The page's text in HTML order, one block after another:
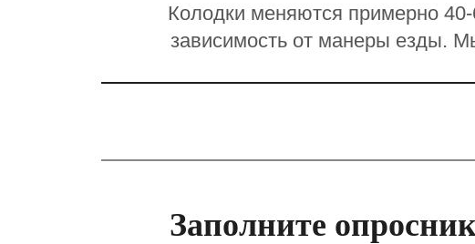
Колодки меняются примерно
зависимость от манеры езды.
Заполните